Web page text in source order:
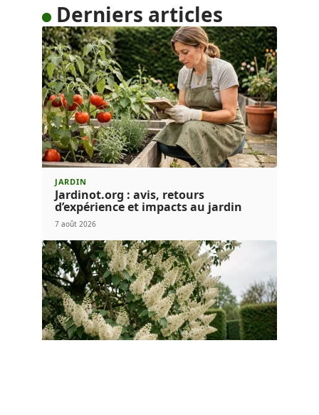
Derniers articles
JARDIN
Jardinot.org : avis, retours
d’expérience et impacts au jardin
7 août 2026